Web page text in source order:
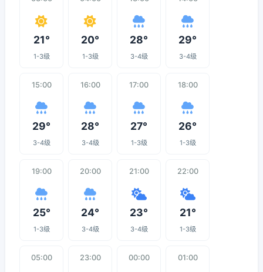
21°
1-3级
20°
1-3级
28°
3-4级
29°
3-4级
15:00
29°
3-4级
16:00
28°
3-4级
17:00
27°
1-3级
18:00
26°
1-3级
19:00
25°
1-3级
20:00
24°
3-4级
21:00
23°
3-4级
22:00
21°
1-3级
05:00 23:00 00:00 01:00